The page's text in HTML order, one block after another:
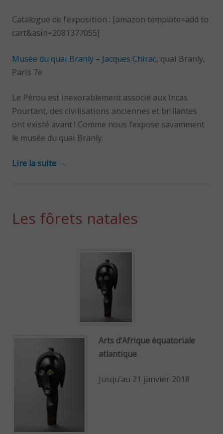
Catalogue de l’exposition : [amazon template=add to
cart&asin=2081377055]
Musée du quai Branly – Jacques Chirac, quai Branly,
Paris 7e
Le Pérou est inexorablement associé aux Incas.
Pourtant, des civilisations anciennes et brillantes
ont existé avant ! Comme nous l’expose savamment
le musée du quai Branly.
Lire la suite →
Les fôrets natales
Arts d’Afrique équatoriale
atlantique
Jusqu’au 21 janvier 2018